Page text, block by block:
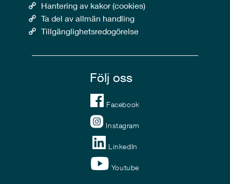
Hantering av kakor (cookies)
Ta del av allmän handling
Tillgänglighetsredogörelse
Följ oss
Facebook
Instagram
LinkedIn
Youtube